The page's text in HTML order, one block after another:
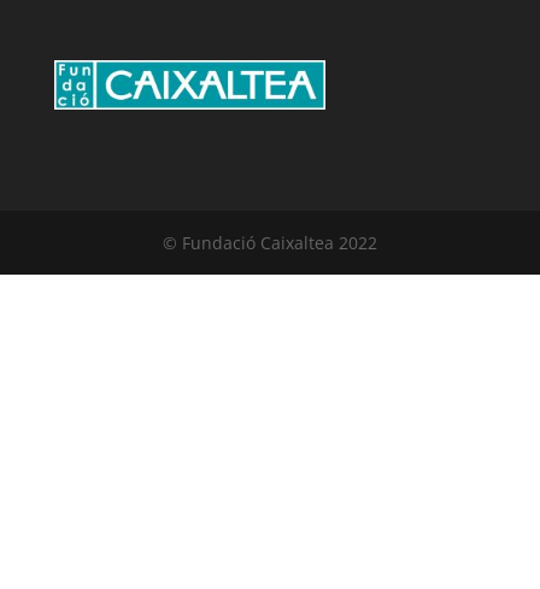
© Fundació Caixaltea 2022